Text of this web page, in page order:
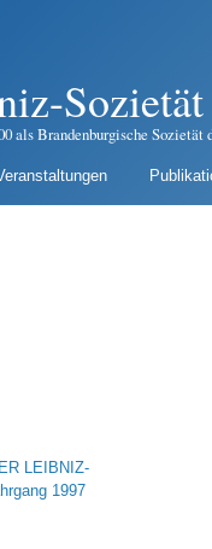
als Brandenburgische Sozietät
LEIBNIZ-
1997